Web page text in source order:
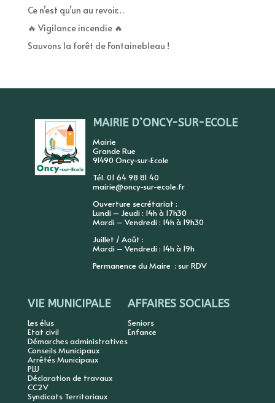
Ce n’est qu’un au revoir…
🔥 Vigilance incendie 🔥
Sauvons la forêt de Fontainebleau !
MAIRIE D’ONCY-SUR-ECOLE
Mairie
Grande Rue
91490 Oncy-sur-Ecole
Tél. 01 64 98 81 40
mairie@oncy-sur-ecole.fr
Ouverture secrétariat :
Lundi – Jeudi : 14h à 17h30
Mardi – Vendredi : 14h à 19h30
Juillet / Août :
Mardi – Vendredi : 14h à 19h
Permanence du Maire : sur RDV
VIE MUNICIPALE
Les élus
Etat civil
Démarches administratives
Conseils Municipaux
Arrêtés Municipaux
PLU
Déclaration de travaux
CC2V
Syndicats Territoriaux
AFFAIRES SOCIALES
Seniors
Enfance